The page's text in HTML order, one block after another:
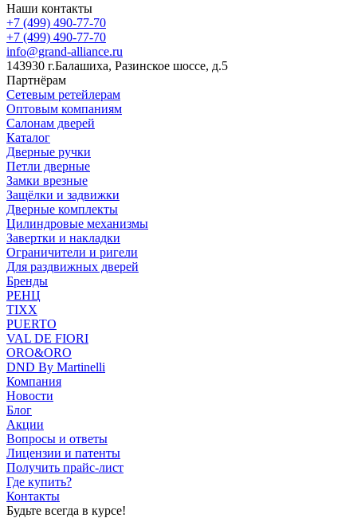
Наши контакты
+7 (499) 490-77-70
+7 (499) 490-77-70
info@grand-alliance.ru
143930 г.Балашиха, Разинское шоссе, д.5
Партнёрам
Сетевым ретейлерам
Оптовым компаниям
Салонам дверей
Каталог
Дверные ручки
Петли дверные
Замки врезные
Защёлки и задвижки
Дверные комплекты
Цилиндровые механизмы
Завертки и накладки
Ограничители и ригели
Для раздвижных дверей
Бренды
РЕНЦ
TIXX
PUERTO
VAL DE FIORI
ORO&ORO
DND By Martinelli
Компания
Новости
Блог
Акции
Вопросы и ответы
Лицензии и патенты
Получить прайс-лист
Где купить?
Контакты
Будьте всегда в курсе!